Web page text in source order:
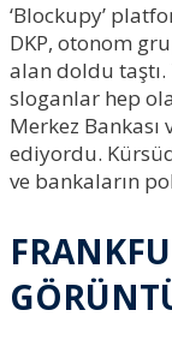
‘Blockupy’
DKP, otonom
alan doldu taştı.
sloganlar hep
Merkez
ediyordu.
ve bankaların